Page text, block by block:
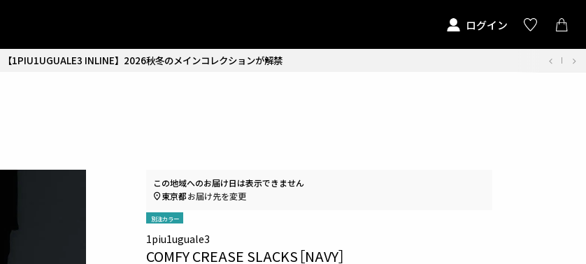
ログイン
【1PIU1UGUALE3 INLINE】2026秋冬のメインコレクションが解禁
別注カラー
1piu1uguale3
COMFY CREASE SLACKS［NAVY］
この地域へのお届け日は表示できません
東京都お届け先を変更